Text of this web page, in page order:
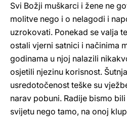
Svi Božji muškarci i žene ne
molitve nego i o nelagodi i
uzrokovati. Ponekad se valja
ostali vjerni satnici i načinima
godinama u njoj nalazili
osjetili njezinu korisnost.
usredotočenost teške su
narav pobuni. Radije bismo
svijetu nego tamo, na onoj